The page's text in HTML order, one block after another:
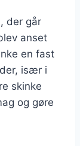
der går
anset
en fast
især i
skinke
og gøre